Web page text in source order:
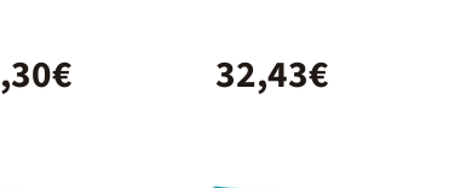
32,43€